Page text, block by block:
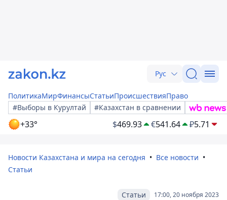
Рус
ПолитикаМирФинансыСтатьиПроисшествияПраво
#Выборы в Курултай
#Казахстан в сравнении
+33° $469.93 €541.64 ₽5.71
Новости Казахстана и мира на сегодня
Все новости
Статьи
17:00, 20 ноября 2023
Статьи